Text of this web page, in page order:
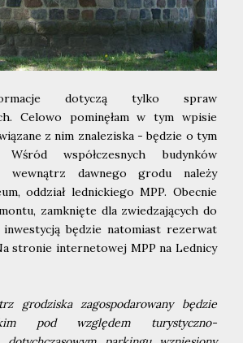
dotyczą tylko spraw
Celowo pominęłam w tym wpisie
z nim znaleziska - będzie o tym
współczesnych budynków
wewnątrz dawnego grodu należy
oddział lednickiego MPP. Obecnie
zamknięte dla zwiedzających do
inwestycją będzie natomiast rezerwat
stronie internetowej MPP na Lednicy
grodziska zagospodarowany będzie
pod względem turystyczno-